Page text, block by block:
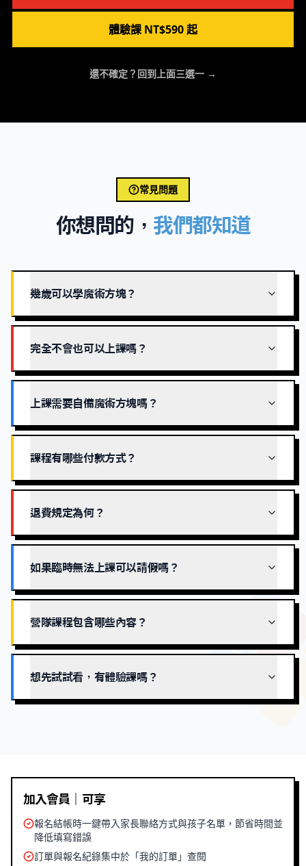
體驗課 NT$590 起
還不確定？回到上面三選一 →
常見問題
你想問的， 我們都知道
幾歲可以學魔術方塊？
完全不會也可以上課嗎？
上課需要自備魔術方塊嗎？
課程有哪些付款方式？
退費規定為何？
如果臨時無法上課可以請假嗎？
營隊課程包含哪些內容？
想先試試看，有體驗課嗎？
加入會員｜可享
報名結帳時一鍵帶入家長聯絡方式與孩子名單，節省時間並
降低填寫錯誤
訂單與報名紀錄集中於「我的訂單」查閱